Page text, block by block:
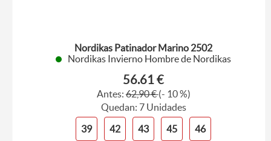
Nordikas Patinador Marino 2502
Nordikas Invierno Hombre de Nordikas
56.61 €
Antes:62,90 €(- 10 %)
Quedan: 7 Unidades
39
42 43 45 46